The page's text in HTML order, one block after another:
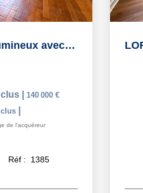
Exclusivité - Grand T2 lumineux avec stationnement et cave...
140 000 €
de l'acquéreur
Réf : 1385